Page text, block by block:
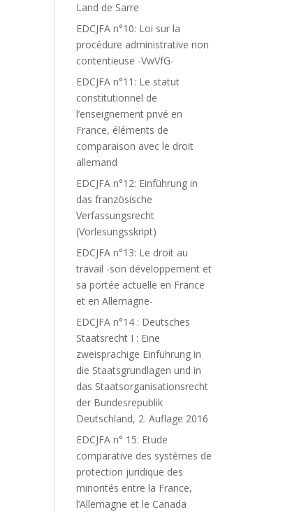
Land de Sarre
EDCJFA n°10: Loi sur la
procédure administrative non
contentieuse -VwVfG-
EDCJFA n°11: Le statut
constitutionnel de
l’enseignement privé en
France, éléments de
comparaison avec le droit
allemand
EDCJFA n°12: Einführung in
das französische
Verfassungsrecht
(Vorlesungsskript)
EDCJFA n°13: Le droit au
travail -son développement et
sa portée actuelle en France
et en Allemagne-
EDCJFA n°14 : Deutsches
Staatsrecht I : Eine
zweisprachige Einführung in
die Staatsgrundlagen und in
das Staatsorganisationsrecht
der Bundesrepublik
Deutschland, 2. Auflage 2016
EDCJFA n° 15: Etude
comparative des systèmes de
protection juridique des
minorités entre la France,
l’Allemagne et le Canada